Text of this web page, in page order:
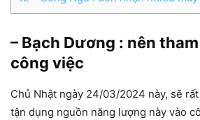
– Bạch Dương : nên
công việc
Chủ Nhật ngày 24/03/2024 này, sẽ
tận dụng nguồn năng lượng này vào